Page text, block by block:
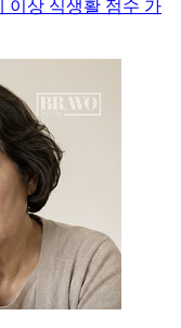
이상 식생활 점수 가